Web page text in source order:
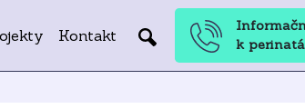
Kontakt
k